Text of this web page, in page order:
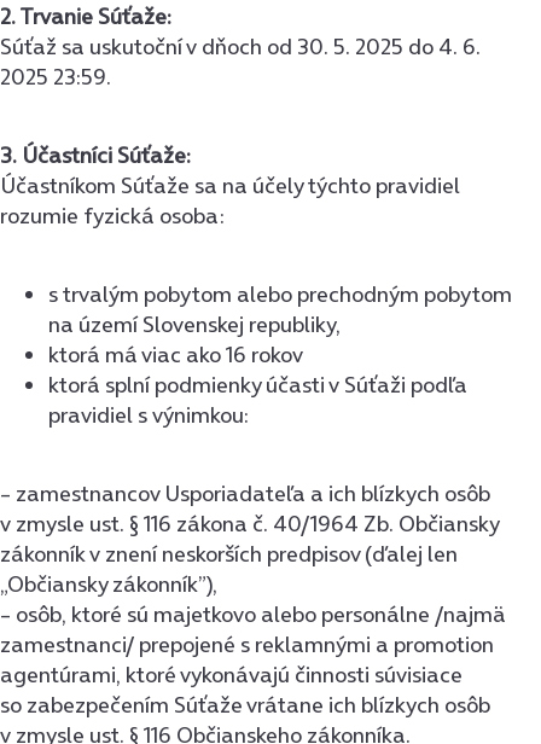
2. Trvanie Súťaže:
Súťaž sa uskutoční v dňoch od 30. 5. 2025 do 4. 6.
2025 23:59.
3. Účastníci Súťaže:
Účastníkom Súťaže sa na účely týchto pravidiel
rozumie fyzická osoba:
s trvalým pobytom alebo prechodným pobytom
na území Slovenskej republiky,
ktorá má viac ako 16 rokov
ktorá splní podmienky účasti v Súťaži podľa
pravidiel s výnimkou:
– zamestnancov Usporiadateľa a ich blízkych osôb
v zmysle ust. § 116 zákona č. 40/1964 Zb. Občiansky
zákonník v znení neskorších predpisov (ďalej len
„Občiansky zákonník”),
– osôb, ktoré sú majetkovo alebo personálne /najmä
zamestnanci/ prepojené s reklamnými a promotion
agentúrami, ktoré vykonávajú činnosti súvisiace
so zabezpečením Súťaže vrátane ich blízkych osôb
v zmysle ust. § 116 Občianskeho zákonníka.